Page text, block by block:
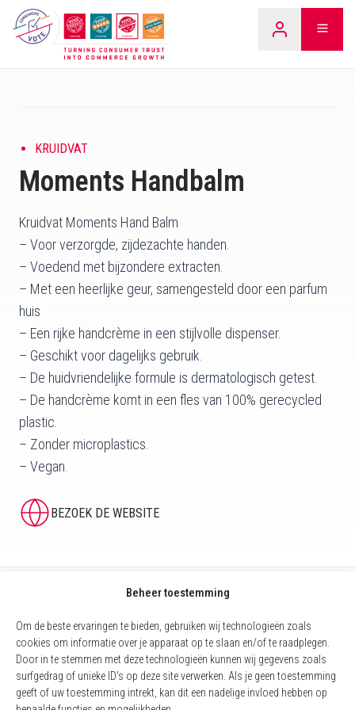
Beheer toestemming
Om de beste ervaringen te bieden, gebruiken wij technologieën zoals
cookies om informatie over je apparaat op te slaan en/of te raadplegen.
Door in te stemmen met deze technologieën kunnen wij gegevens zoals
surfgedrag of unieke ID's op deze site verwerken. Als je geen toestemming
geeft of uw toestemming intrekt, kan dit een nadelige invloed hebben op
Overslaan
naar
LEARN
KRUIDVAT
Moments Handbalm
Kruidvat Moments Hand Balm
– Voor verzorgde, zijdezachte handen.
– Voedend met bijzondere extracten.
– Met een heerlijke geur, samengesteld door een parfum
huis
– Een rijke handcrème in een stijlvolle dispenser.
– Geschikt voor dagelijks gebruik.
– De huidvriendelijke formule is dermatologisch getest.
– De handcrème komt in een fles van 100% gerecycled
plastic.
– Zonder microplastics.
– Vegan.
BEZOEK DE WEBSITE